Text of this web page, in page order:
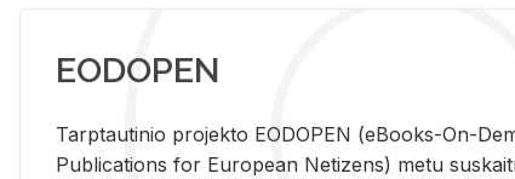
EODOPEN
Tarp­tau­ti­nio pro­jek­to EO­DO­PEN (eBo­oks-On-
Pub­li­ca­tions for Eu­ro­pe­an Ne­ti­zens) metu